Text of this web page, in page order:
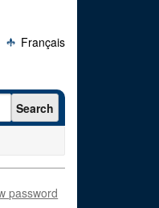
Français
Search
password